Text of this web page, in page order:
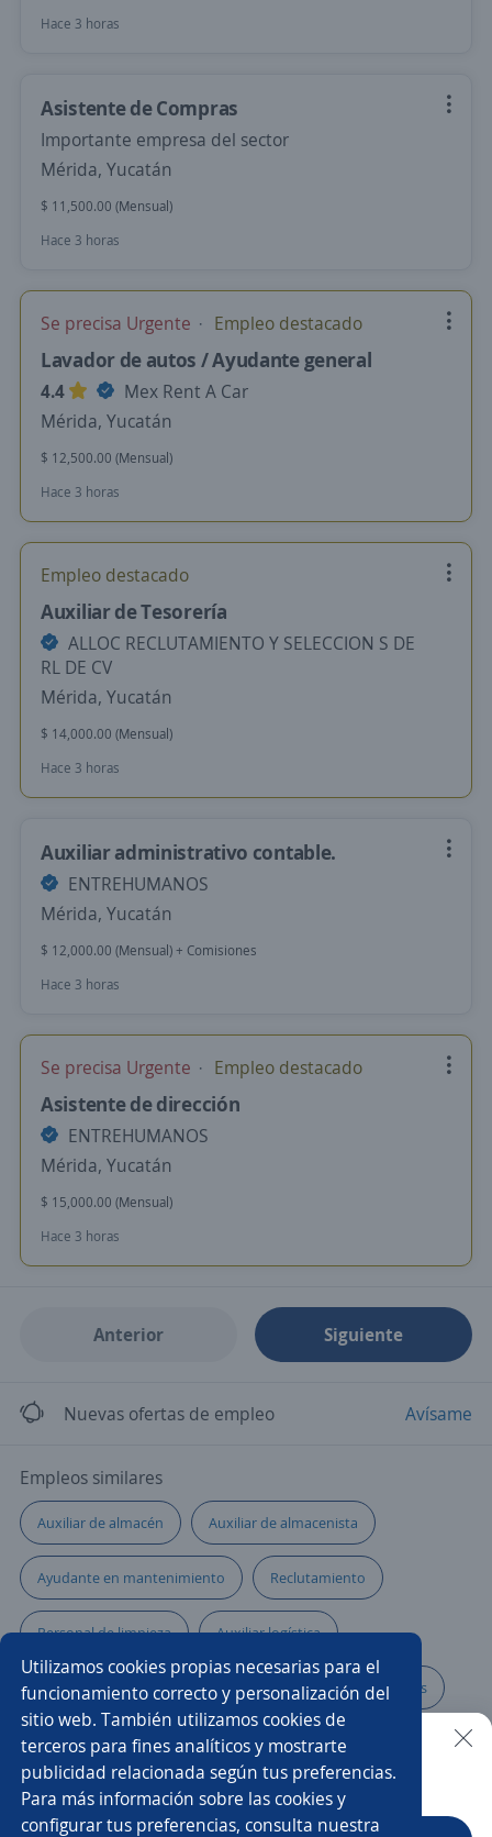
Utilizamos cookies propias necesarias para el
funcionamiento correcto y personalización del
sitio web. También utilizamos cookies de
terceros para fines analíticos y mostrarte
publicidad relacionada según tus preferencias.
Para más información sobre las cookies y
configurar tus preferencias, consulta nuestra
Hace 3 horas
Asistente de Compras
Importante empresa del sector
Mérida, Yucatán
$ 11,500.00 (Mensual)
Hace 3 horas
Se precisa Urgente Empleo destacado
Lavador de autos / Ayudante general
4.4
Mex Rent A Car
Mérida, Yucatán
$ 12,500.00 (Mensual)
Hace 3 horas
Empleo destacado
Auxiliar de Tesorería
ALLOC RECLUTAMIENTO Y SELECCION S DE
RL DE CV
Mérida, Yucatán
$ 14,000.00 (Mensual)
Hace 3 horas
Auxiliar administrativo contable.
ENTREHUMANOS
Mérida, Yucatán
$ 12,000.00 (Mensual) + Comisiones
Hace 3 horas
Se precisa Urgente Empleo destacado
Asistente de dirección
ENTREHUMANOS
Mérida, Yucatán
$ 15,000.00 (Mensual)
Hace 3 horas
Anterior Siguiente
Nuevas ofertas de empleo Avísame
Empleos similares
Auxiliar de almacén Auxiliar de almacenista
Ayudante en mantenimiento Reclutamiento
Personal de limpieza Auxiliar logística
Auxiliar mantenimiento industrial Asistente de ventas
Ayudante de servicios generales Auxiliar de compras
Lavaloza ayudante general Practicante de seguridad
Buscar es más fácil en la app